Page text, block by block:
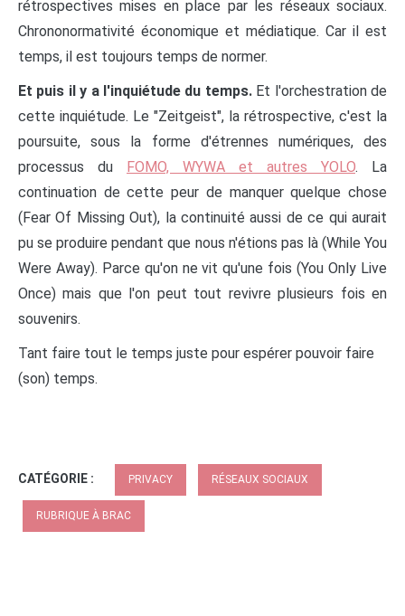
rétrospectives mises en place par les réseaux sociaux.
Chrononormativité économique et médiatique. Car il est
temps, il est toujours temps de normer.
Et puis il y a l'inquiétude du temps.Et l'orchestration de
cette inquiétude. Le "Zeitgeist", la rétrospective, c'est la
poursuite, sous la forme d'étrennes numériques, des
processus du
FOMO, WYWA et autres YOLO. La
continuation de cette peur de manquer quelque chose
(Fear Of Missing Out), la continuité aussi de ce qui aurait
pu se produire pendant que nous n'étions pas là (While You
Were Away). Parce qu'on ne vit qu'une fois (You Only Live
Once) mais que l'on peut tout revivre plusieurs fois en
souvenirs.
Tant faire tout le temps juste pour espérer pouvoir faire
(son) temps.
CATÉGORIE : PRIVACY RÉSEAUX SOCIAUX
RUBRIQUE À BRAC